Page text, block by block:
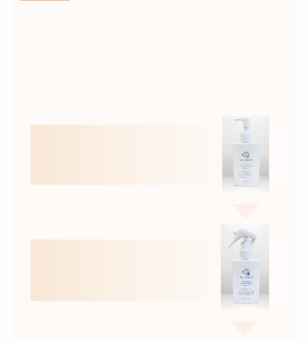
加してください。